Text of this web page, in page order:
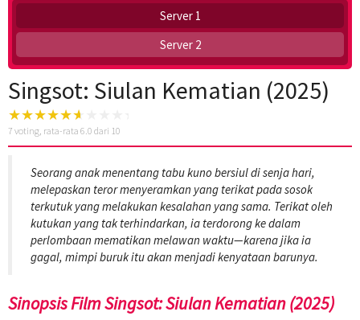
Server 1
Server 2
Singsot: Siulan Kematian (2025)
7 voting, rata-rata 6.0 dari 10
Seorang anak menentang tabu kuno bersiul di senja hari,
melepaskan teror menyeramkan yang terikat pada sosok
terkutuk yang melakukan kesalahan yang sama. Terikat oleh
kutukan yang tak terhindarkan, ia terdorong ke dalam
perlombaan mematikan melawan waktu—karena jika ia
gagal, mimpi buruk itu akan menjadi kenyataan barunya.
Sinopsis Film Singsot: Siulan Kematian (2025)